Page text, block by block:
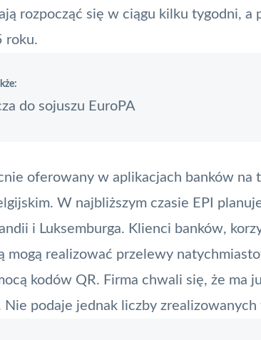
rozpocząć się w ciągu kilku tygodni, a
roku.
do sojuszu EuroPA
oferowany w aplikacjach banków na
W najbliższym czasie EPI
i Luksemburga. Klienci banków,
mogą realizować przelewy
kodów QR. Firma chwali się, że ma
podaje jednak liczby zrealizowanych